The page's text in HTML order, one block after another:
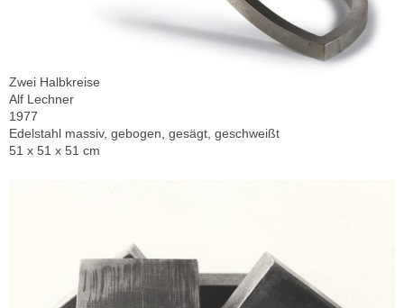
Zwei Halbkreise
Alf Lechner
1977
Edelstahl massiv, gebogen, gesägt, geschweißt
51 x 51 x 51 cm